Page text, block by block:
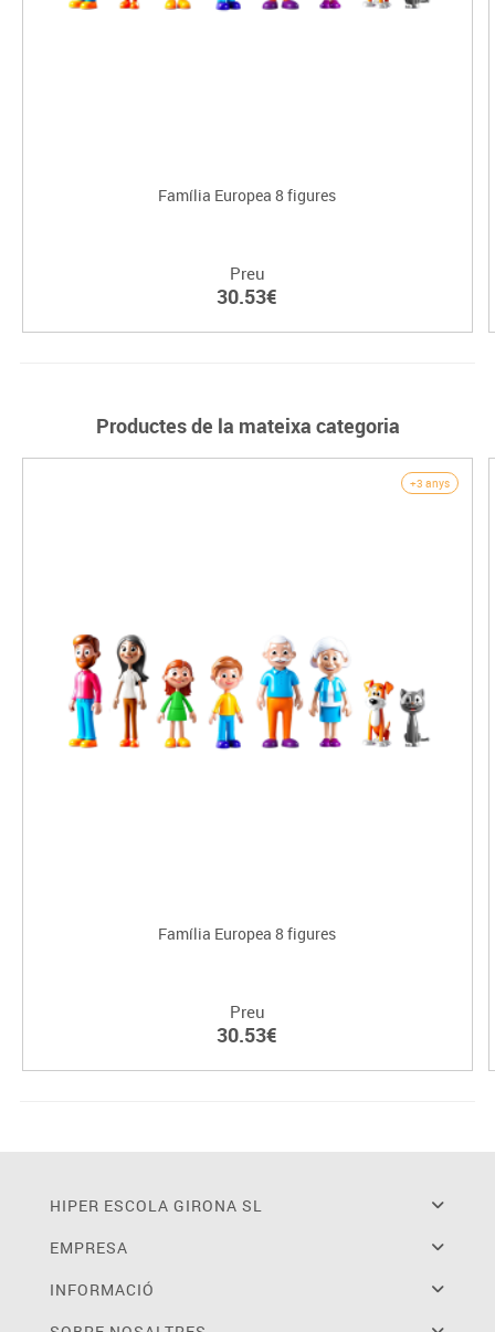
Família Europea 8 figures
Preu
30.53€
Productes de la mateixa categoria
+3 anys
Família Europea 8 figures
Preu
30.53€
HIPER ESCOLA GIRONA SL
EMPRESA
INFORMACIÓ